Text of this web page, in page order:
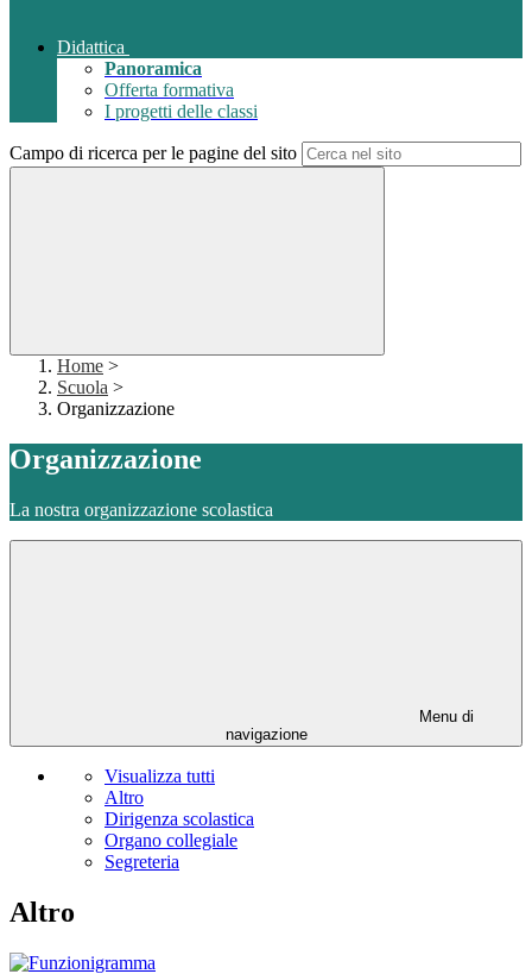
Didattica
Panoramica
Offerta formativa
I progetti delle classi
Campo di ricerca per le pagine del sito
Home >
Scuola >
Organizzazione
Organizzazione
La nostra organizzazione scolastica
Menu di
navigazione
Visualizza tutti
Altro
Dirigenza scolastica
Organo collegiale
Segreteria
Altro